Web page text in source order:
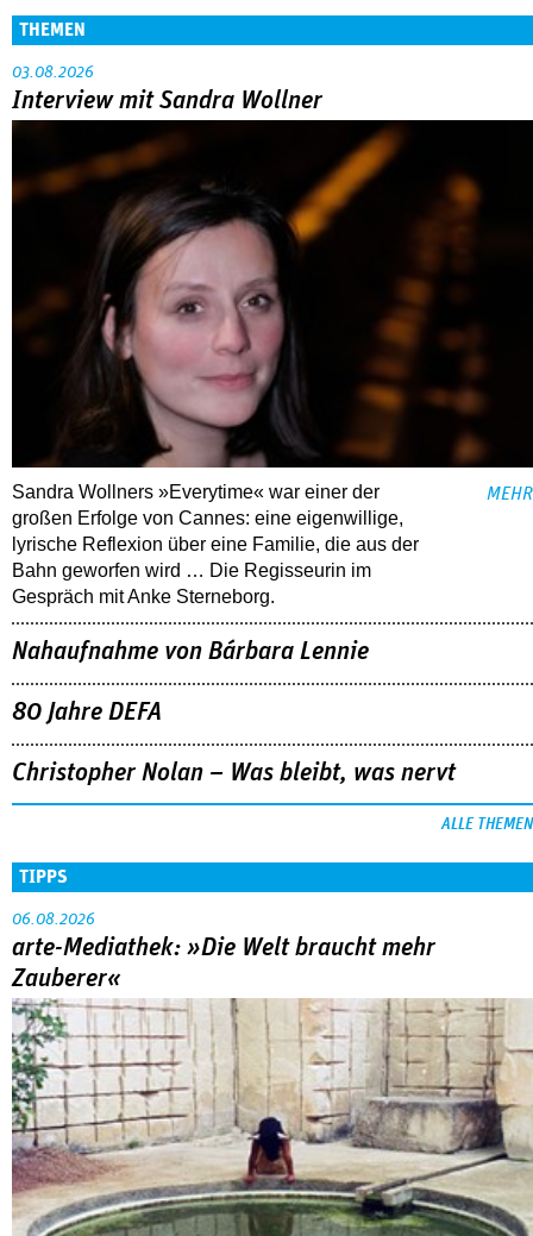
THEMEN
03.08.2026
Interview mit Sandra Wollner
Sandra Wollners »Everytime« war einer der
großen Erfolge von Cannes: eine eigenwillige,
lyrische Reflexion über eine ­Familie, die aus der
Bahn geworfen wird … Die Regisseurin im
Gespräch mit Anke Sterneborg.
MEHR
Nahaufnahme von Bárbara Lennie
80 Jahre DEFA
Christopher Nolan – Was bleibt, was nervt
ALLE THEMEN
TIPPS
06.08.2026
arte-Mediathek: »Die Welt braucht mehr
Zauberer«